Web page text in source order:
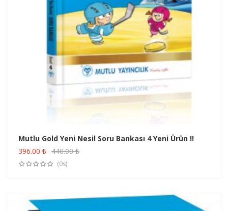
Mutlu Gold Yeni Nesil Soru Bankası 4 Yeni Ürün !!
396.00 ₺ 440.00₺
(0s)